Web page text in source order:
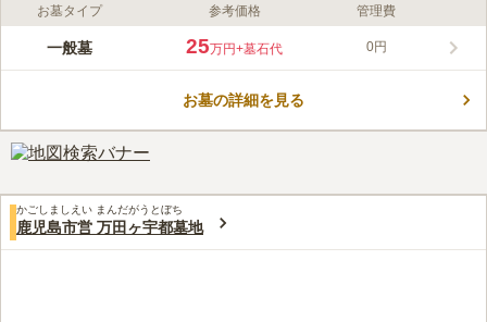
ライフドット編集部のコメント
谷山菊池城跡地に造られた霊園です。 錦江湾と桜島を一望する
安心してお参りすることができます。 指宿スカイライの谷山イ
居ても安心です。
口コミ評価
50代女性
私は利用したことはありませんが、墓地の敷地内にお花屋さんが
あります。山の中にありすぐ近くには食事ができるお店は見当たりません
が下の方へ下るとお店はあるようです。以前はすぐ下にそうめん流しのお
お墓タイプ 参考価格 管理費
一般墓 25万円+墓石代 0円
お墓の詳細を見る
かごしましえい まんだがうとぼち
鹿児島市営 万田ヶ宇都墓地